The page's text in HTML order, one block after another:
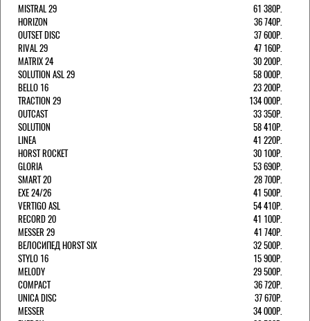
MISTRAL 29
61 380Р.
HORIZON
36 740Р.
OUTSET DISC
37 600Р.
RIVAL 29
47 160Р.
MATRIX 24
30 200Р.
SOLUTION ASL 29
58 000Р.
BELLO 16
23 200Р.
TRACTION 29
134 000Р.
OUTCAST
33 350Р.
SOLUTION
58 410Р.
LINEA
41 220Р.
HORST ROCKET
30 100Р.
GLORIA
53 690Р.
SMART 20
28 700Р.
EXE 24/26
41 500Р.
VERTIGO ASL
54 410Р.
RECORD 20
41 100Р.
MESSER 29
41 740Р.
ВЕЛОСИПЕД HORST SIX
32 500Р.
STYLO 16
15 900Р.
MELODY
29 500Р.
COMPACT
36 720Р.
UNICA DISC
37 670Р.
MESSER
34 000Р.